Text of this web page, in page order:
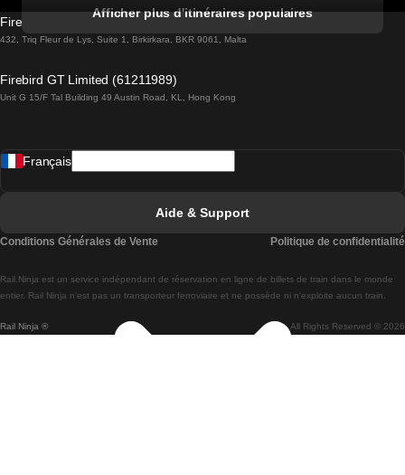
Trains de Lisbonne à Lagos
Trains de Lisbonne à Madrid
Trains de Lisbonne à Braga
Trains de Braga à Lisbonne
Afficher plus d'itinéraires populaires
Firebird GT Limited (OC 1451)
432, Triq Fleur de Lys, Suite 1, Birkirkara, BKR 9061, Malta
Firebird GT Limited (61211989)
Unit G 15/F Tal Building 49 Austin Road, KL, Hong Kong
Rail Ninja ® All Rights Reserved © 2026
Rail.Ninja est un service indépendant de réservation en ligne de billets de train dans le monde
entier. Rail Ninja n'est pas un transporteur ferroviaire et ne possède ni n'exploite aucun train.
Français
Aide & Support
Conditions Générales de Vente Politique de confidentialité